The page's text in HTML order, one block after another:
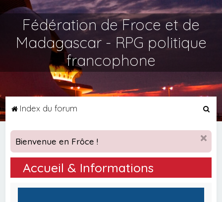
Fédération de Froce et de
Madagascar - RPG politique
francophone
Index du forum
c
h
r
Bienvenue en Frôce !
Accueil & Informations